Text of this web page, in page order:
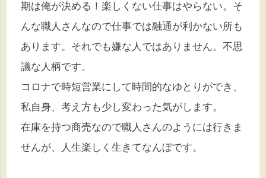
期は俺が決める！楽しくない仕事はやらない。そ
んな職人さんなので仕事では融通が利かない所も
あります。それでも嫌な人ではありません。不思
議な人柄です。
コロナで時短営業にして時間的なゆとりができ、
私自身、考え方も少し変わった気がします。
在庫を持つ商売なので職人さんのようには行きま
せんが、人生楽しく生きてなんぼです。